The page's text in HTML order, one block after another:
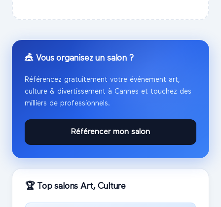
🎪 Vous organisez un salon ?
Référencez gratuitement votre événement art,
culture & divertissement à Cannes et touchez des
milliers de professionnels.
Référencer mon salon
🏆 Top salonsArt, Culture